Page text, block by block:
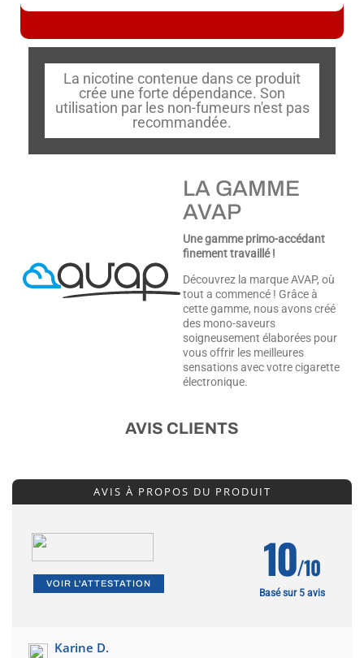
La nicotine contenue dans ce produit
crée une forte dépendance. Son
utilisation par les non-fumeurs n'est pas
recommandée.
LA GAMME
AVAP
Une gamme primo-accédant
finement travaillé !
Découvrez la marque AVAP, où
tout a commencé ! Grâce à
cette gamme, nous avons créé
des mono-saveurs
soigneusement élaborées pour
vous offrir les meilleures
sensations avec votre cigarette
électronique.
AVIS CLIENTS
AVIS À PROPOS DU PRODUIT
VOIR L'ATTESTATION 10/10
Basé sur 5 avis
Karine D.